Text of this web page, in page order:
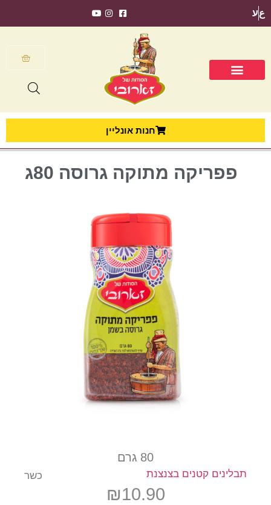
عע
חנות אונליין
פפריקה מתוקה גרוסה 80ג
80 גרם
תבלינים קטנים בצנצנת כשר
₪10.90